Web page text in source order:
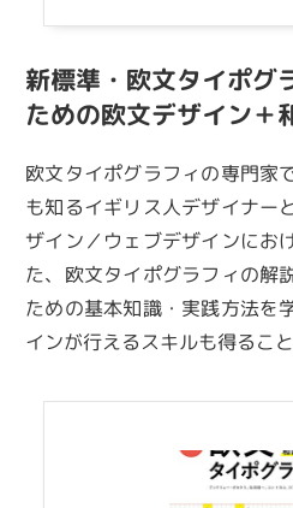
新標準・欧文タイポ
ための欧文デザイン＋
欧文タイポグラフィの専門家
も知るイギリス人デザイナー
ザイン／ウェブデザインにお
た、欧文タイポグラフィの解
ための基本知識・実践方法を
インが行えるスキルも得るこ